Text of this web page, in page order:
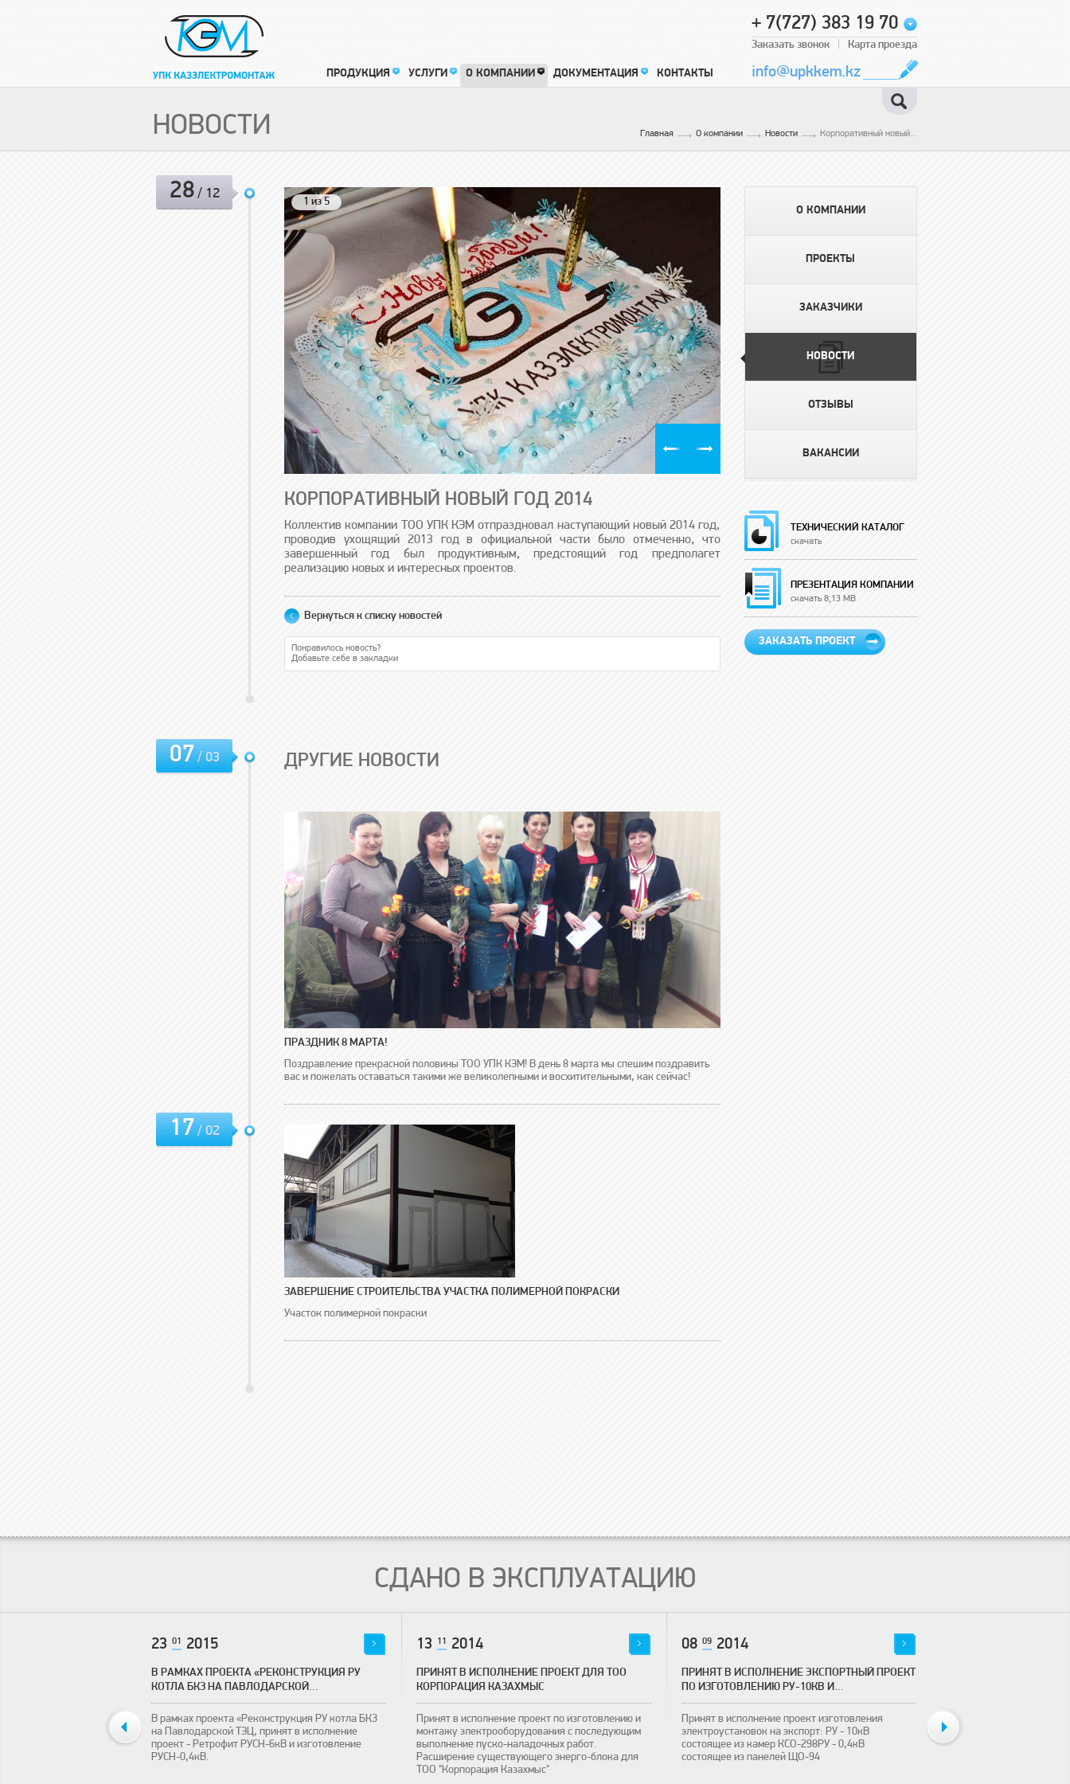
ПРОДУКЦИЯ УСЛУГИ О КОМПАНИИ ДОКУМЕНТАЦИЯ КОНТАКТЫ
+ 7(727) 383 19 70
Заказать звонок Карта проезда
info@upkkem.kz
НОВОСТИ Главная О компании Новости Корпоративный новый...
28 / 12
1 из 5
КОРПОРАТИВНЫЙ НОВЫЙ ГОД 2014
Коллектив компании ТОО УПК КЭМ отпраздновал наступающий новый 2014 год,
проводив ухощящий 2013 год в официальной части было отмеченно, что
завершенный год был продуктивным, предстоящий год предполагет
реализацию новых и интересных проектов.
Вернуться к списку новостей
Понравилось новость?
Добавьте себе в закладки
07/ 03 ДРУГИЕ НОВОСТИ
ПРАЗДНИК 8 МАРТА!
Поздравление прекрасной половины ТОО УПК КЭМ! В день 8 марта мы спешим поздравить
вас и пожелать оставаться такими же великолепными и восхитительными, как сейчас!
17/ 02
ЗАВЕРШЕНИЕ СТРОИТЕЛЬСТВА УЧАСТКА ПОЛИМЕРНОЙ ПОКРАСКИ
Участок полимерной покраски
О КОМПАНИИ
ПРОЕКТЫ
ЗАКАЗЧИКИ
НОВОСТИ
ОТЗЫВЫ
ВАКАНСИИ
ТЕХНИЧЕСКИЙ КАТАЛОГ
скачать
ПРЕЗЕНТАЦИЯ КОМПАНИИ
скачать 8,13 MB
ЗАКАЗАТЬ ПРОЕКТ
СДАНО В ЭКСПЛУАТАЦИЮ
23 01 2015
В РАМКАХ ПРОЕКТА «РЕКОНСТРУКЦИЯ РУ
КОТЛА БКЗ НА ПАВЛОДАРСКОЙ...
В рамках проекта «Реконструкция РУ котла БКЗ
на Павлодарской ТЭЦ, принят в исполнение
проект - Ретрофит РУСН-6кВ и изготовление
РУСН-0,4кВ.
13 11 2014
ПРИНЯТ В ИСПОЛНЕНИЕ ПРОЕКТ ДЛЯ ТОО
КОРПОРАЦИЯ КАЗАХМЫС
Принят в исполнение проект по изготовлению и
монтажу электрооборудования с последующим
выполнение пуско-наладочных работ.
Расширение существующего энерго-блока для
ТОО "Корпорация Казахмыс"
08 09 2014
ПРИНЯТ В ИСПОЛНЕНИЕ ЭКСПОРТНЫЙ ПРОЕКТ
ПО ИЗГОТОВЛЕНИЮ РУ-10КВ И...
Принят в исполнение проект изготовления
электроустановок на экспорт: РУ - 10кВ
состоящее из камер КСО-298РУ - 0,4кВ
состоящее из панелей ЩО-94
Принят в исполнение
питающих подстанций
строящегося торгового